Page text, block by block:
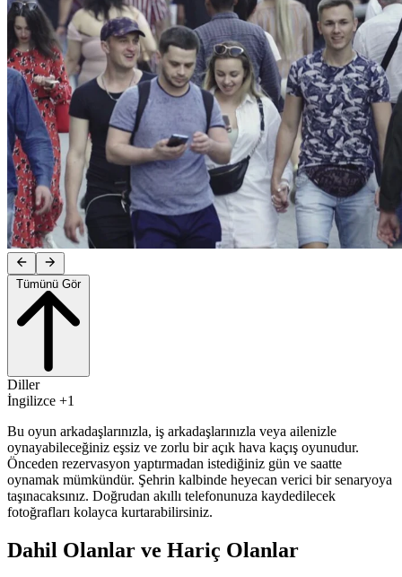
Tümünü Gör
Diller
İngilizce +1
Bu oyun arkadaşlarınızla, iş arkadaşlarınızla veya ailenizle
oynayabileceğiniz eşsiz ve zorlu bir açık hava kaçış oyunudur.
Önceden rezervasyon yaptırmadan istediğiniz gün ve saatte
oynamak mümkündür. Şehrin kalbinde heyecan verici bir senaryoya
taşınacaksınız. Doğrudan akıllı telefonunuza kaydedilecek
fotoğrafları kolayca kurtarabilirsiniz.
Dahil Olanlar ve Hariç Olanlar